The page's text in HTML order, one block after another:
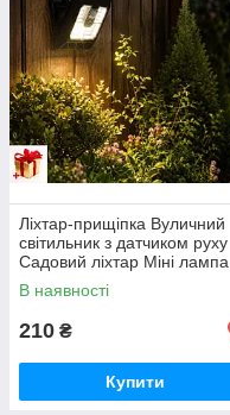
Ліхтар-прищіпка Вуличний
світильник з датчиком руху
Садовий ліхтар Міні лампа
на прищіпці з сонячною
панеллю і акумулятором
SSP-07
В наявності
210 ₴
Купити